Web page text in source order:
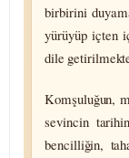
birbirini
yürüyüp içten
dile
Komşuluğun,
sevincin
bencilliğin,